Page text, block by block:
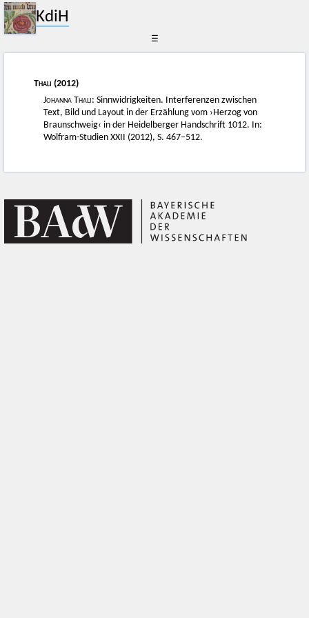
KdiH
☰
Thali (2012)
Johanna Thali: Sinnwidrigkeiten. Interferenzen zwischen
Text, Bild und Layout in der Erzählung vom ›Herzog von
Braunschweig‹ in der Heidelberger Handschrift 1012. In:
Wolfram-Studien XXII (2012), S. 467–512.